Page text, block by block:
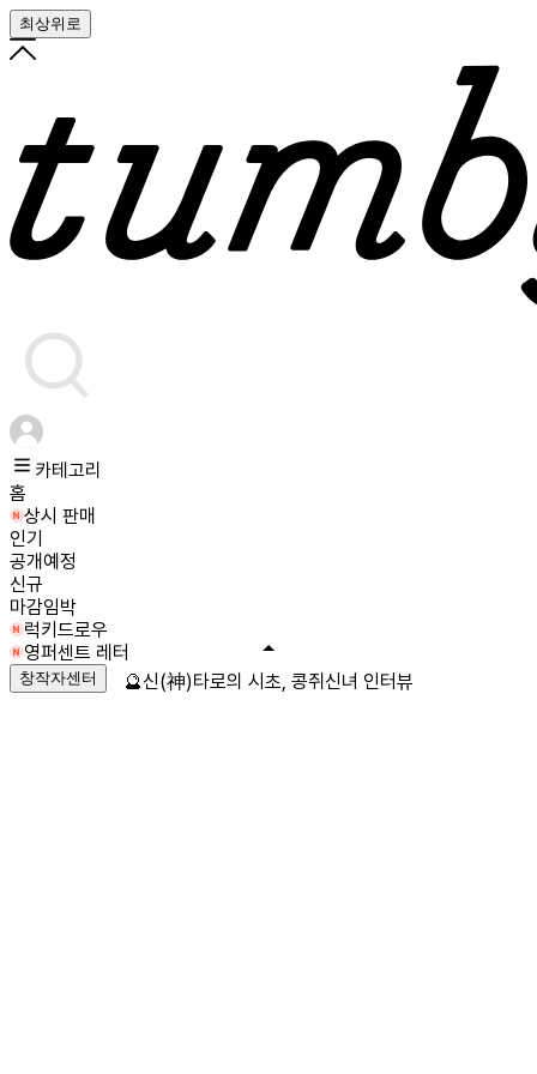
최상위로
카테고리
홈
상시 판매
인기
공개예정
신규
마감임박
럭키드로우
영퍼센트 레터
창작자센터 🔮신(神)타로의 시초, 콩쥐신녀 인터뷰